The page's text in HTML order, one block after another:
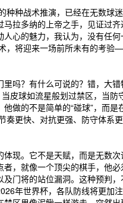
种种战术推演，已经在无数球
拉多纳的上帝之手，见证过
心的魅力，我认为，没有任
，将迎来一场前所未有的考
吗？有什么可说的？错，大
皮球如流星般划过禁区，当
做的不是简单的“碰球”，而
更快、对抗更强、防守体系
现。它不是天赋，而是无数
，就像一个顶尖的棋手，他
门将的站位漏洞。这种预判
年世界杯，各队防线将更加